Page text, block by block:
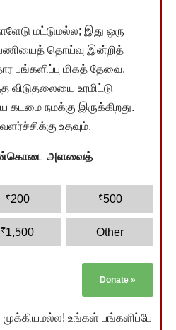
மட்டுமல்ல; இது ஒரு
தொய்வு இன்றித்
பங்களிப்பு மிகத் தேவை.
விடுதலையை உரமிட்டு
நமக்கு இருக்கிறது.
உதவும்.
அளவைத்
₹200 ₹500
₹1,500 Other
Donate »
உங்கள் பங்களிப்பே